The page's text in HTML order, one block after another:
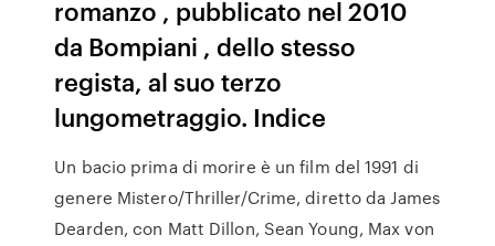
romanzo , pubblicato nel 2010
da Bompiani , dello stesso
regista, al suo terzo
lungometraggio. Indice
Un bacio prima di morire è un film del 1991 di
genere Mistero/Thriller/Crime, diretto da James
Dearden, con Matt Dillon, Sean Young, Max von